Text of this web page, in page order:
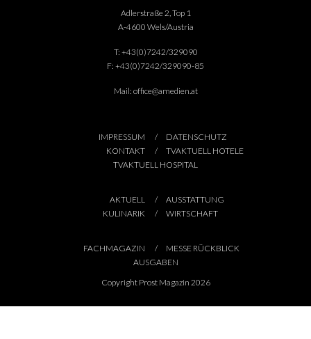
Adlerstraße 2, Top 1
A-4600 Wels/Austria
T: +43(0)7242/329090
F: +43(0)7242/329090-85
Mail: office@amedien.at
IMPRESSUM
DATENSCHUTZ
KONTAKT
TVAKTUELL HOTELE
TVAKTUELL HOSPITAL
AKTUELL
AUSSTATTUNG
KULINARIK
WIRTSCHAFT
FACHMAGAZIN
MESSE RÜCKBLICK
AUSGABEN
Copyright Prost Magazin 2026